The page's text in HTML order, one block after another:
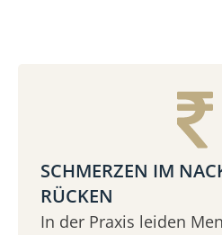
SCHMERZEN IM
RÜCKEN
In der Praxis leiden